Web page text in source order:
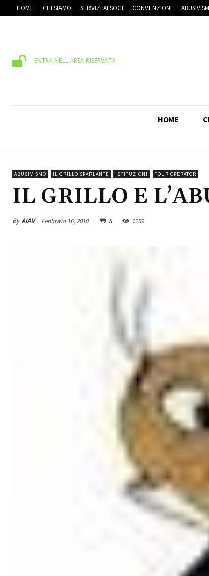
HOME CHI SIAMO SERVIZI AI SOCI CONVENZIONI
ENTRA NELL'AREA RISERVATA
HOME
ABUSIVISMO IL GRILLO SPARLANTE ISTITUZIONI TOUR OPERATOR
IL GRILLO E
By AIAV Febbraio 16, 2010 8 1259